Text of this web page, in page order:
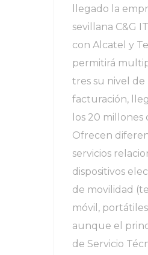
llegado la
sevillana C&G
con Alcatel y
permitirá
tres su nivel de
facturación,
los 20 millones
Ofrecen
servicios
dispositivos
de movilidad
móvil,
aunque el
de Servicio